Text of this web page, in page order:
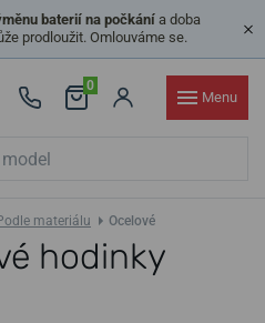
baterií na počkánía doba
prodloužit. Omlouváme se.
0
Menu
materiálu Ocelové
hodinky